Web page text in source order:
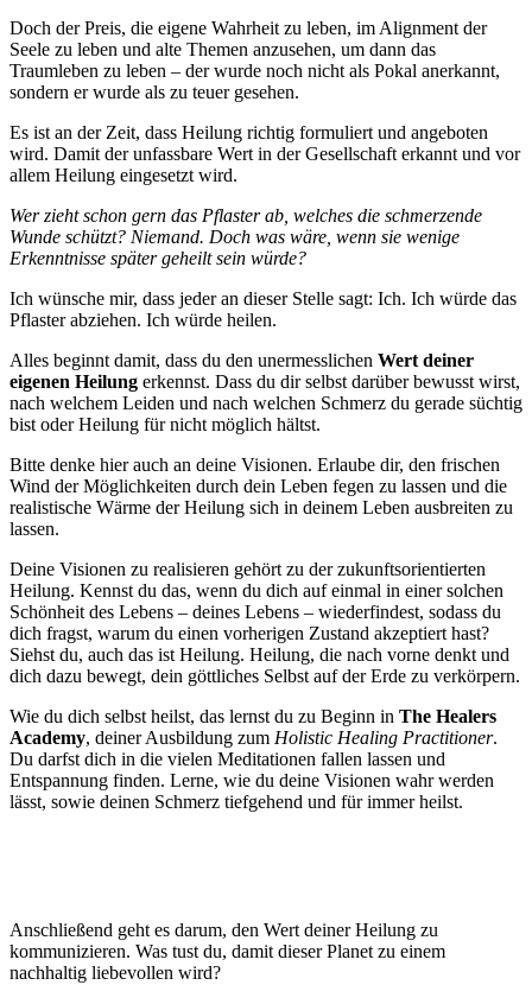
Doch der Preis, die eigene Wahrheit zu leben, im Alignment der
Seele zu leben und alte Themen anzusehen, um dann das
Traumleben zu leben – der wurde noch nicht als Pokal anerkannt,
sondern er wurde als zu teuer gesehen.
Es ist an der Zeit, dass Heilung richtig formuliert und angeboten
wird. Damit der unfassbare Wert in der Gesellschaft erkannt und vor
allem Heilung eingesetzt wird.
Wer zieht schon gern das Pflaster ab, welches die schmerzende
Wunde schützt? Niemand. Doch was wäre, wenn sie wenige
Erkenntnisse später geheilt sein würde?
Ich wünsche mir, dass jeder an dieser Stelle sagt: Ich. Ich würde das
Pflaster abziehen. Ich würde heilen.
Alles beginnt damit, dass du den unermesslichen Wert deiner
eigenen Heilung erkennst. Dass du dir selbst darüber bewusst wirst,
nach welchem Leiden und nach welchen Schmerz du gerade süchtig
bist oder Heilung für nicht möglich hältst.
Bitte denke hier auch an deine Visionen. Erlaube dir, den frischen
Wind der Möglichkeiten durch dein Leben fegen zu lassen und die
realistische Wärme der Heilung sich in deinem Leben ausbreiten zu
lassen.
Deine Visionen zu realisieren gehört zu der zukunftsorientierten
Heilung. Kennst du das, wenn du dich auf einmal in einer solchen
Schönheit des Lebens – deines Lebens – wiederfindest, sodass du
dich fragst, warum du einen vorherigen Zustand akzeptiert hast?
Siehst du, auch das ist Heilung. Heilung, die nach vorne denkt und
dich dazu bewegt, dein göttliches Selbst auf der Erde zu verkörpern.
Wie du dich selbst heilst, das lernst du zu Beginn in The Healers
Academy, deiner Ausbildung zum Holistic Healing Practitioner.
Du darfst dich in die vielen Meditationen fallen lassen und
Entspannung finden. Lerne, wie du deine Visionen wahr werden
lässt, sowie deinen Schmerz tiefgehend und für immer heilst.
Anschließend geht es darum, den Wert deiner Heilung zu
kommunizieren. Was tust du, damit dieser Planet zu einem
nachhaltig liebevollen wird?